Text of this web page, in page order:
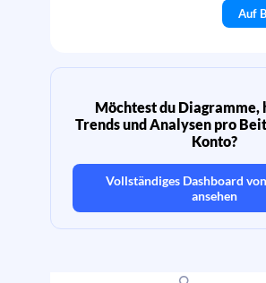
Auf
Möchtest du Diagramme,
Trends und Analysen pro
Konto?
Vollständiges Dashboard von
ansehen